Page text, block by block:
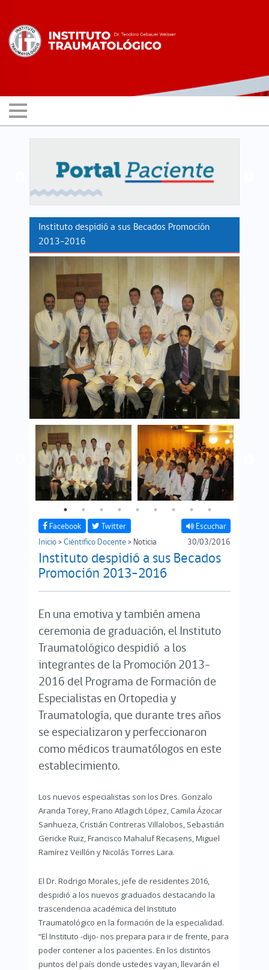
Instituto despidió a sus Becados Promoción
2013-2016
Facebook Twitter
Escuchar
Inicio > Ciéntifico Docente > Noticia 30/03/2016
Instituto despidió a sus Becados
Promoción 2013-2016
En una emotiva y también amena
ceremonia de graduación, el Instituto
Traumatológico despidió a los
integrantes de la Promoción 2013-
2016 del Programa de Formación de
Especialistas en Ortopedia y
Traumatología, que durante tres años
se especializaron y perfeccionaron
como médicos traumatólogos en este
establecimiento.
Los nuevos especialistas son los Dres. Gonzalo
Aranda Torey, Frano Atlagich López, Camila Ázocar
Sanhueza, Cristián Contreras Villalobos, Sebastián
Gericke Ruiz, Francisco Mahaluf Recasens, Miguel
Ramírez Veillón y Nicolás Torres Lara.
El Dr. Rodrigo Morales, jefe de residentes 2016,
despidió a los nuevos graduados destacando la
trascendencia académica del Instituto
Traumatológico en la formación de la especialidad.
“El Instituto -dijo- nos prepara para ir de frente, para
poder contener a los pacientes. En los distintos
puntos del país donde ustedes vayan, llevarán el